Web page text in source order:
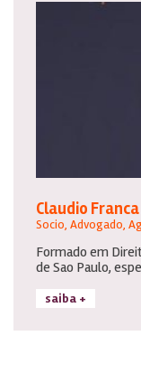
Claudio
Socio, Advogado,
Formado em
de Sao Paulo,
saiba +